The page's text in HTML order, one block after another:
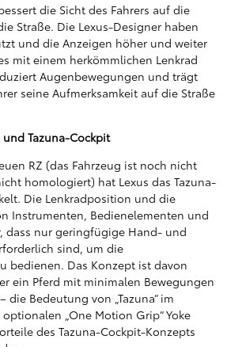
die Sicht des Fahrers auf die
Straße. Die Lexus-Designer haben
und die Anzeigen höher und weiter
mit einem herkömmlichen Lenkrad
Augenbewegungen und trägt
seine Aufmerksamkeit auf die Straße
Tazuna-Cockpit
RZ (das Fahrzeug ist noch nicht
homologiert) hat Lexus das Tazuna-
Die Lenkradposition und die
Instrumenten, Bedienelementen und
dass nur geringfügige Hand- und
sind, um die
bedienen. Das Konzept ist davon
ein Pferd mit minimalen Bewegungen
Bedeutung von „Tazuna“ im
„One Motion Grip“ Yoke
des Tazuna-Cockpit-Konzepts